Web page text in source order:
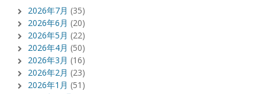
2026年7月 (35)
2026年6月 (20)
2026年5月 (22)
2026年4月 (50)
2026年3月 (16)
2026年2月 (23)
2026年1月 (51)